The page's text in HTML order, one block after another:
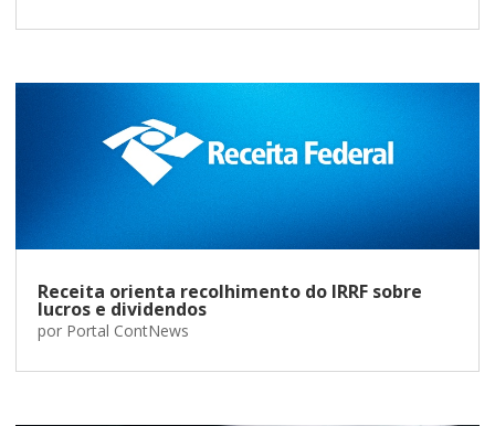
Receita orienta recolhimento do IRRF sobre
lucros e dividendos
por Portal ContNews